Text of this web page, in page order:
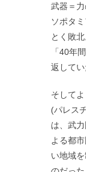
武器＝
ソポタ
とく敗
「40年
返してい
そして
(パレス
は、武
よる都
い地域